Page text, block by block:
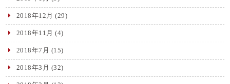
2018年12月 (29)
2018年11月 (4)
2018年7月 (15)
2018年3月 (32)